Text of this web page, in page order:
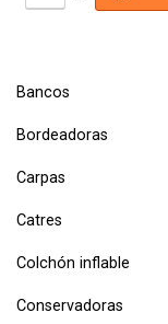
Bancos
Bordeadoras
Carpas
Catres
Colchón inflable
Conservadoras